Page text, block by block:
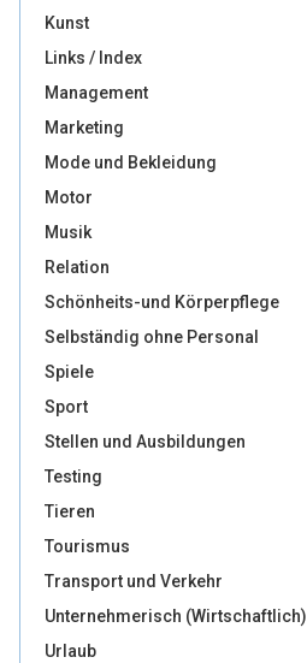
Kunst
Links / Index
Management
Marketing
Mode und Bekleidung
Motor
Musik
Relation
Schönheits-und Körperpflege
Selbständig ohne Personal
Spiele
Sport
Stellen und Ausbildungen
Testing
Tieren
Tourismus
Transport und Verkehr
Unternehmerisch (Wirtschaftlich)
Urlaub